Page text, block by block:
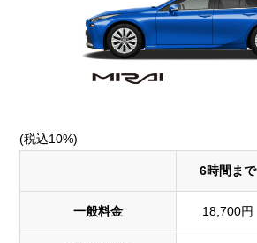
(税込10%)
6時間まで
一般料金 18,700円